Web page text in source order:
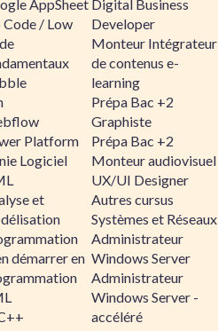
AppSheet
/ Low
Platform
Logiciel
et
démarrer en
Digital Business
Developer
Monteur Intégrateur
de contenus e-
learning
Prépa Bac +2
Graphiste
Prépa Bac +2
Monteur audiovisuel
UX/UI Designer
Autres cursus
Systèmes et Réseaux
Administrateur
Windows Server
Administrateur
Windows Server -
accéléré